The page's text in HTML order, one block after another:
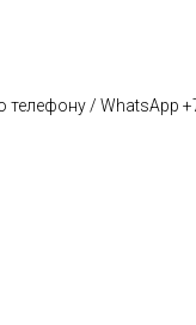
телефону / WhatsApp